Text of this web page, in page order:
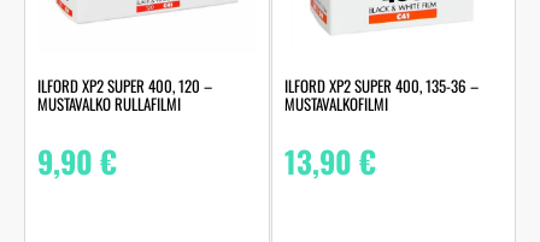
ILFORD XP2 SUPER 400, 120 –
MUSTAVALKO RULLAFILMI
9,90€
ILFORD XP2 SUPER 400, 135-36 –
MUSTAVALKOFILMI
13,90€